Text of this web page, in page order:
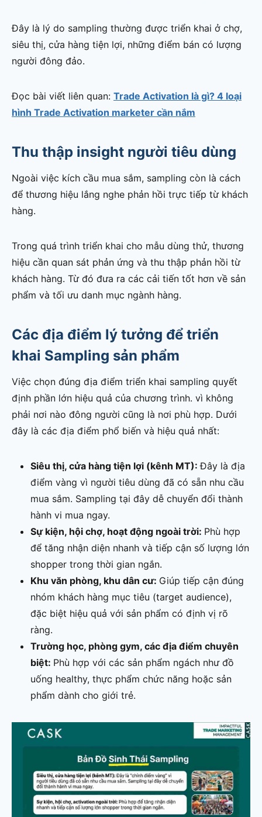
Đây là lý do sampling thường được triển khai ở chợ,
siêu thị, cửa hàng tiện lợi, những điểm bán có lượng
người đông đảo.
Đọc bài viết liên quan: Trade Activation là gì? 4 loại
hình Trade Activation marketer cần nắm
Thu thập insight người tiêu dùng
Ngoài việc kích cầu mua sắm, sampling còn là cách
để thương hiệu lắng nghe phản hồi trực tiếp từ khách
hàng.
Trong quá trình triển khai cho mẫu dùng thử, thương
hiệu cần quan sát phản ứng và thu thập phản hồi từ
khách hàng. Từ đó đưa ra các cải tiến tốt hơn về sản
phẩm và tối ưu danh mục ngành hàng.
Các địa điểm lý tưởng để triển
khai Sampling sản phẩm
Việc chọn đúng địa điểm triển khai sampling quyết
định phần lớn hiệu quả của chương trình. vì không
phải nơi nào đông người cũng là nơi phù hợp. Dưới
đây là các địa điểm phổ biến và hiệu quả nhất:
Siêu thị, cửa hàng tiện lợi (kênh MT):Đây là địa
điểm vàng vì người tiêu dùng đã có sẵn nhu cầu
mua sắm. Sampling tại đây dễ chuyển đổi thành
hành vi mua ngay.
Sự kiện, hội chợ, hoạt động ngoài trời: Phù hợp
để tăng nhận diện nhanh và tiếp cận số lượng lớn
shopper trong thời gian ngắn.
Khu văn phòng, khu dân cư: Giúp tiếp cận đúng
nhóm khách hàng mục tiêu (target audience),
đặc biệt hiệu quả với sản phẩm có định vị rõ
ràng.
Trường học, phòng gym, các địa điểm chuyên
biệt: Phù hợp với các sản phẩm ngách như đồ
uống healthy, thực phẩm chức năng hoặc sản
phẩm dành cho giới trẻ.